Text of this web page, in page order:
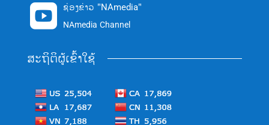
 ຊ່ອງຂ່າວ "NAmedia"
NAmedia Channel
ສະຖິຕິຜູ້ເຂົ້າໃຊ້